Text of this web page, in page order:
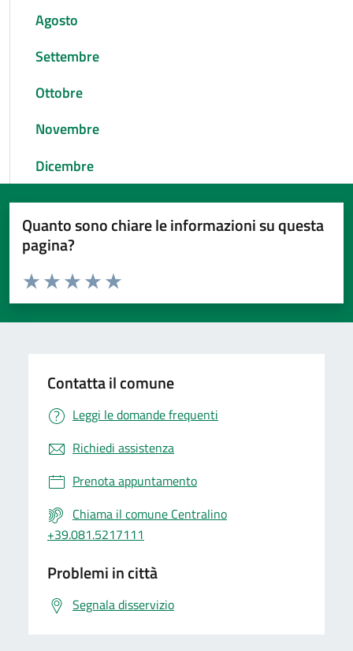
Agosto
Settembre
Ottobre
Novembre
Dicembre
Quanto sono chiare le informazioni su questa
pagina?
Valuta da 1 a 5 stelle la pagina
Valuta 5 stelle su 5
Valuta 4 stelle su 5
Valuta 3 stelle su 5
Valuta 2 stelle su 5
Valuta 1 stelle su 5
Contatta il comune
Leggi le domande frequenti
Richiedi assistenza
Prenota appuntamento
Chiama il comune Centralino
+39.081.5217111
Problemi in città
Segnala disservizio